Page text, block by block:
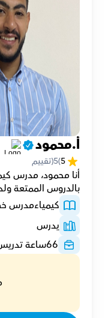
أ.محمود
5
(
5(تقييم
بالدروس الممتعة
كيمياءمدرس
يدرس
66ساعة